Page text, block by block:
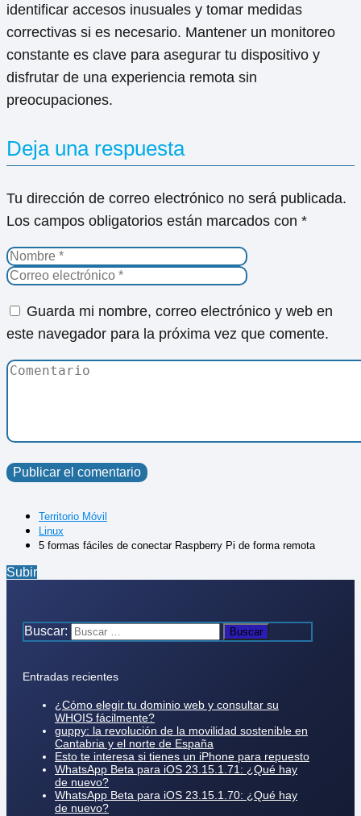
identificar accesos inusuales y tomar medidas
correctivas si es necesario. Mantener un monitoreo
constante es clave para asegurar tu dispositivo y
disfrutar de una experiencia remota sin
preocupaciones.
Deja una respuesta
Tu dirección de correo electrónico no será publicada.
Los campos obligatorios están marcados con *
Guarda mi nombre, correo electrónico y web en
este navegador para la próxima vez que comente.
Territorio Móvil
Linux
5 formas fáciles de conectar Raspberry Pi de forma remota
Subir
Buscar:
Entradas recientes
¿Cómo elegir tu dominio web y consultar su
WHOIS fácilmente?
guppy: la revolución de la movilidad sostenible en
Cantabria y el norte de España
Esto te interesa si tienes un iPhone para repuesto
WhatsApp Beta para iOS 23.15.1.71: ¿Qué hay
de nuevo?
WhatsApp Beta para iOS 23.15.1.70: ¿Qué hay
de nuevo?